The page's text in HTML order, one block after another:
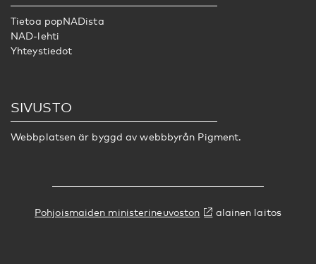
Tietoa popNADista
NAD-lehti
Yhteystiedot
SIVUSTO
Webbplatsen är byggd av webbbyrån Pigment.
Pohjoismaiden ministerineuvoston alainen laitos